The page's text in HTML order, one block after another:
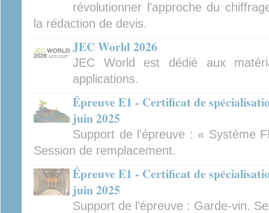
révolutionner l'approche du
la rédaction de devis.
JEC World 2026
JEC World est dédié aux
applications.
Épreuve E1 - Certificat de
juin 2025
Support de l'épreuve : « Système
Session de remplacement.
Épreuve E1 - Certificat de
juin 2025
Support de l'épreuve : Garde-vin.